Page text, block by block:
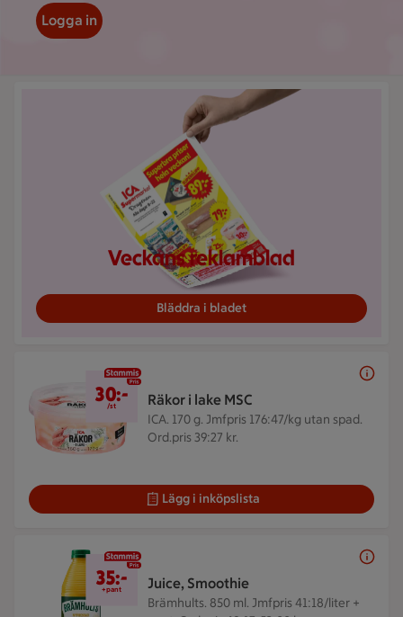
Logga in
Veckans reklamblad
Bläddra i bladet
Räkor i lake MSC
ICA. 170 g. Jmfpris 176:47/kg utan spad.
Ord.pris 39:27 kr.
30 kr/st
30:-
/st
Lägg i inköpslista
Juice, Smoothie
Brämhults. 850 ml. Jmfpris 41:18/liter +
Pris kan inte visas.
35:-
+pant